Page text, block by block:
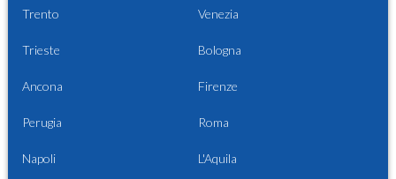
Trento Venezia
Trieste Bologna
Ancona Firenze
Perugia Roma
Napoli L'Aquila